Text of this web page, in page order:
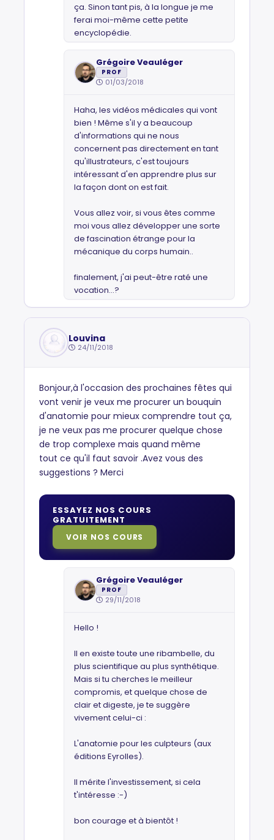
ça. Sinon tant pis, à la longue je me
ferai moi-même cette petite
encyclopédie.
Grégoire Veauléger
PROF
01/03/2018
Haha, les vidéos médicales qui vont
bien ! Même s'il y a beaucoup
d'informations qui ne nous
concernent pas directement en tant
qu'illustrateurs, c'est toujours
intéressant d'en apprendre plus sur
la façon dont on est fait.
Vous allez voir, si vous êtes comme
moi vous allez développer une sorte
de fascination étrange pour la
mécanique du corps humain..
finalement, j'ai peut-être raté une
vocation...?
Louvina
24/11/2018
Bonjour,à l'occasion des prochaines fêtes qui
vont venir je veux me procurer un bouquin
d'anatomie pour mieux comprendre tout ça,
je ne veux pas me procurer quelque chose
de trop complexe mais quand même
tout ce qu'il faut savoir .Avez vous des
suggestions ? Merci
ESSAYEZ NOS COURS
GRATUITEMENT
VOIR NOS COURS
Grégoire Veauléger
PROF
29/11/2018
Hello !
Il en existe toute une ribambelle, du
plus scientifique au plus synthétique.
Mais si tu cherches le meilleur
compromis, et quelque chose de
clair et digeste, je te suggère
vivement celui-ci :
L'anatomie pour les culpteurs (aux
éditions Eyrolles).
Il mérite l'investissement, si cela
t'intéresse :-)
bon courage et à bientôt !